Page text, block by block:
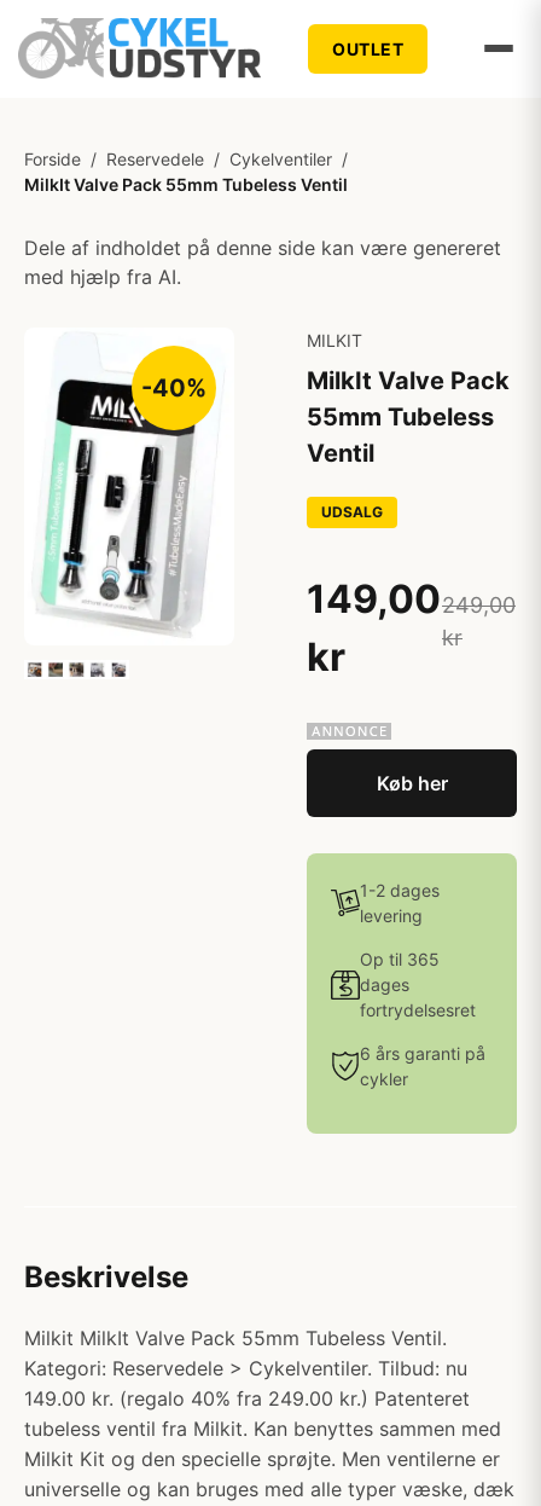
OUTLET
Forside / Reservedele / Cykelventiler /
MilkIt Valve Pack 55mm Tubeless Ventil
Dele af indholdet på denne side kan være genereret
med hjælp fra AI.
-40%
MILKIT
MilkIt Valve Pack
55mm Tubeless
Ventil
UDSALG
149,00
kr
249,00
kr
Køb her
1-2 dages
levering
Op til 365
dages
fortrydelsesret
6 års garanti på
cykler
Beskrivelse
Milkit MilkIt Valve Pack 55mm Tubeless Ventil.
Kategori: Reservedele > Cykelventiler. Tilbud: nu
149.00 kr. (regalo 40% fra 249.00 kr.) Patenteret
tubeless ventil fra Milkit. Kan benyttes sammen med
Milkit Kit og den specielle sprøjte. Men ventilerne er
universelle og kan bruges med alle typer væske, dæk